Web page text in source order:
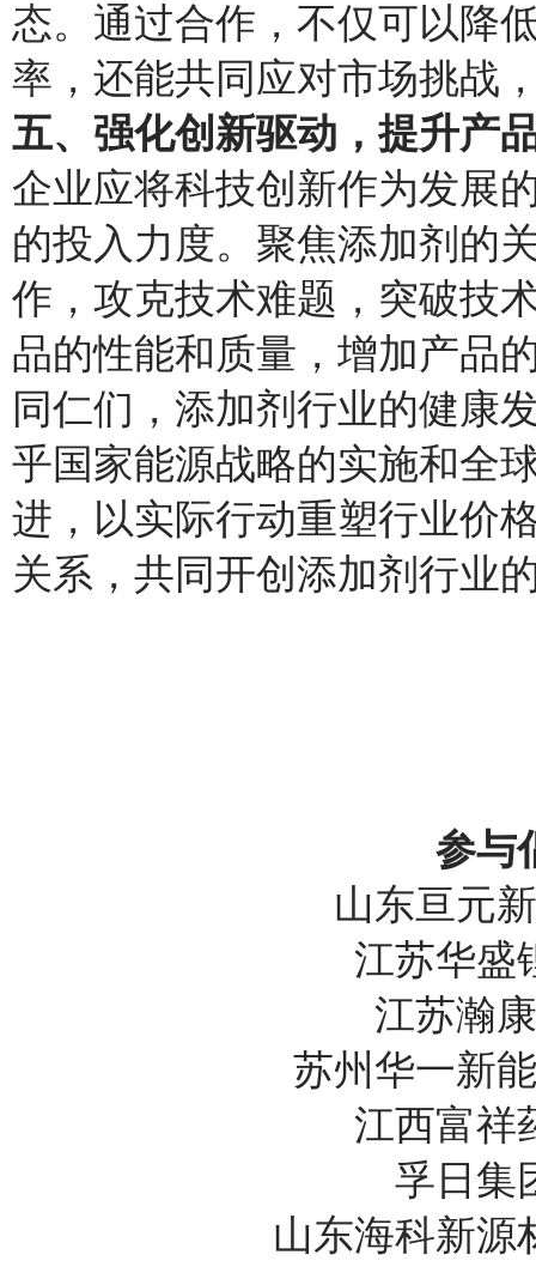
态。通过合作，不仅可以降
率，还能共同应对市场挑战
五、强化创新驱动，提升产
企业应将科技创新作为发展
的投入力度。聚焦添加剂的
作，攻克技术难题，突破技
品的性能和质量，增加产品
同仁们，添加剂行业的健康
乎国家能源战略的实施和全
进，以实际行动重塑行业价
关系，共同开创添加剂行业
参与
山东亘元
江苏华盛
江苏瀚
苏州华一新
江西富祥
孚日集
山东海科新源